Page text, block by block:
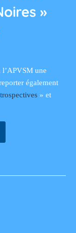
»
l’APVSM une
également
» et